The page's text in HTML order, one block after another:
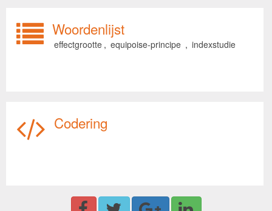
Woordenlijst
effectgrootte , equipoise-principe , indexstudie
Codering